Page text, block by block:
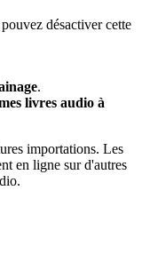
désactiver cette
.
livres audio à
importations. Les
en ligne sur d'autres